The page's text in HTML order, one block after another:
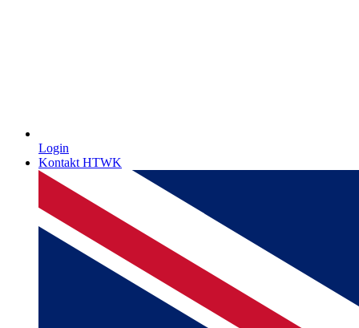
Login
Kontakt HTWK